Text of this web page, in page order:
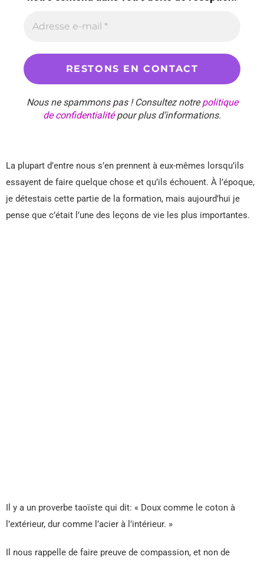
Nous ne spammons pas ! Consultez notrepolitique
de confidentialitépour plus d’informations.
La plupart d’entre nous s’en prennent à eux-mêmes lorsqu’ils
essayent de faire quelque chose et qu’ils échouent. À l’époque,
je détestais cette partie de la formation, mais aujourd’hui je
pense que c’était l’une des leçons de vie les plus importantes.
Il y a un proverbe taoïste qui dit: « Doux comme le coton à
l’extérieur, dur comme l’acier à l’intérieur. »
Il nous rappelle de faire preuve de compassion, et non de